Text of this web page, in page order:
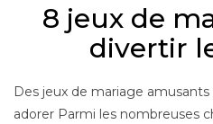
8 jeux de
divertir
Des jeux de mariage
adorer Parmi les nombreuses